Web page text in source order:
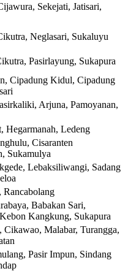
Sekejati, Jatisari,
Neglasari, Sukaluyu
Pasirlayung, Sukapura
Cipadung Kidul, Cipadung
Arjuna, Pamoyanan,
Hegarmanah, Ledeng
Cisaranten
Sukamulya
Lebaksiliwangi, Sadang
Rancabolang
Babakan Sari,
Kangkung, Sukapura
Cikawao, Malabar, Turangga,
Pasir Impun, Sindang